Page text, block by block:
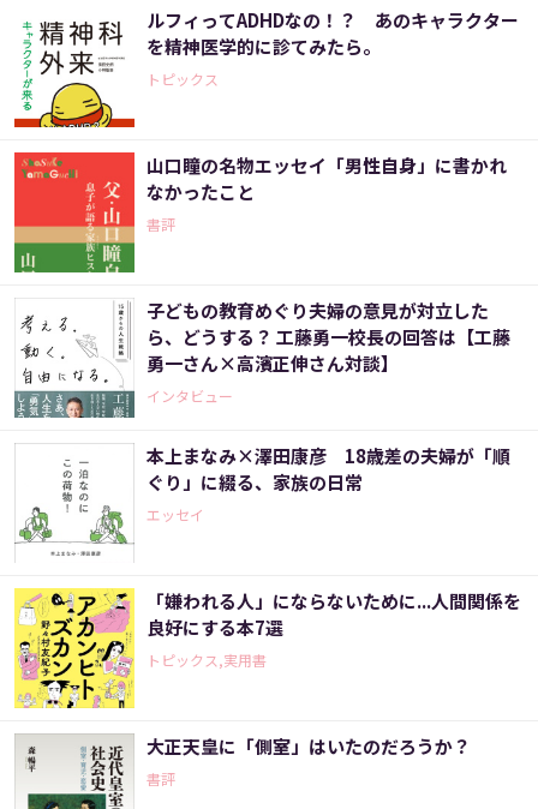
ルフィってADHDなの！？ あのキャラクター
を精神医学的に診てみたら。
トピックス
山口瞳の名物エッセイ「男性自身」に書かれ
なかったこと
書評
子どもの教育めぐり夫婦の意見が対立した
ら、どうする？ 工藤勇一校長の回答は【工藤
勇一さん×高濱正伸さん対談】
インタビュー
本上まなみ×澤田康彦 18歳差の夫婦が「順
ぐり」に綴る、家族の日常
エッセイ
「嫌われる人」にならないために...人間関係を
良好にする本7選
トピックス,実用書
大正天皇に「側室」はいたのだろうか？
書評